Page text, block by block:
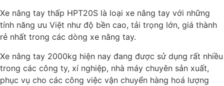
Xe nâng tay thấp HPT20S là loại xe nâng tay với những
tính năng ưu Việt như độ bền cao, tải trọng lớn, giá thành
rẻ nhất trong các dòng xe nâng tay.
Xe nâng tay 2000kg hiện nay đang được sử dụng rất nhiều
trong các công ty, xí nghiệp, nhà máy chuyên sản xuất,
phục vụ cho các công việc vận chuyển hàng hoá lượng